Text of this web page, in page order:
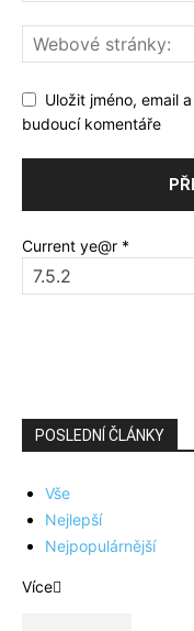
Uložit jméno, email
budoucí komentáře
Current ye@r *
POSLEDNÍ ČLÁNKY
Vše
Nejlepší
Nejpopulárnější
Více